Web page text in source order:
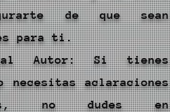
de que sean
para ti.
al Autor: Si tienes
necesitas aclaraciones
no dudes en